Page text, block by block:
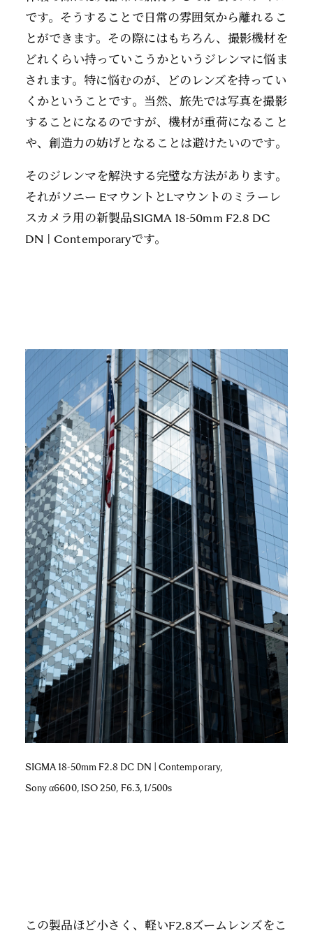
です。そうすることで日常の雰囲気から離れるこ
とができます。その際にはもちろん、撮影機材を
どれくらい持っていこうかというジレンマに悩ま
されます。特に悩むのが、どのレンズを持ってい
くかということです。当然、旅先では写真を撮影
することになるのですが、機材が重荷になること
や、創造力の妨げとなることは避けたいのです。
そのジレンマを解決する完璧な方法があります。
それがソニー EマウントとLマウントのミラーレ
スカメラ用の新製品SIGMA 18-50mm F2.8 DC
DN | Contemporaryです。
SIGMA 18-50mm F2.8 DC DN | Contemporary,
Sony α6600, ISO 250, F6.3, 1/500s
この製品ほど小さく、軽いF2.8ズームレンズをこ